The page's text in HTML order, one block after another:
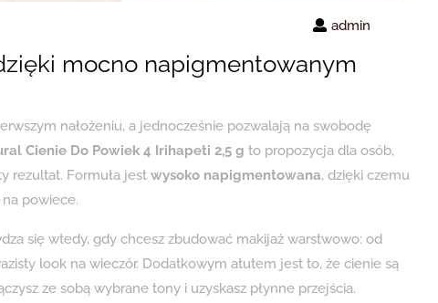
admin
mocno napigmentowanym
nałożeniu, a jednocześnie pozwalają na swobodę
Cienie Do Powiek 4 Irihapeti 2,5 g to propozycja dla osób,
rezultat. Formuła jest wysoko napigmentowana, dzięki czemu
powiece.
się wtedy, gdy chcesz zbudować makijaż warstwowo: od
look na wieczór. Dodatkowym atutem jest to, że cienie są
ze sobą wybrane tony i uzyskasz płynne przejścia.